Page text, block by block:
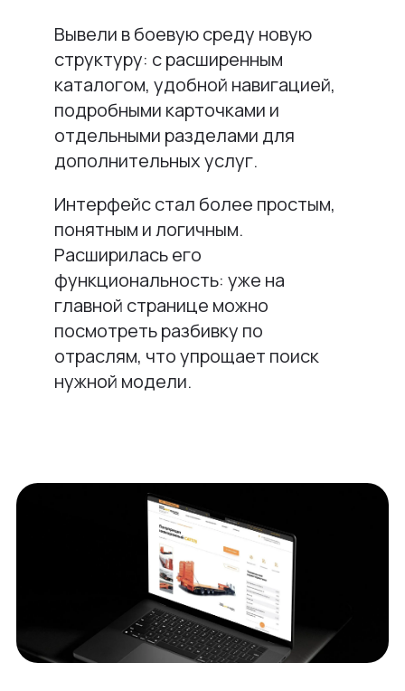
Вывели в боевую среду новую
структуру: с расширенным
каталогом, удобной навигацией,
подробными карточками и
отдельными разделами для
дополнительных услуг.
Интерфейс стал более простым,
понятным и логичным.
Расширилась его
функциональность: уже на
главной странице можно
посмотреть разбивку по
отраслям, что упрощает поиск
нужной модели.